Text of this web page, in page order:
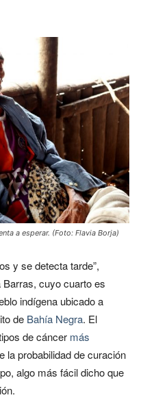
a esperar. (Foto: Flavia Borja)
y se detecta tarde”,
cuyo cuarto es
indígena ubicado a
de Bahía Negra. El
de cáncer más
la probabilidad de curación
algo más fácil dicho que